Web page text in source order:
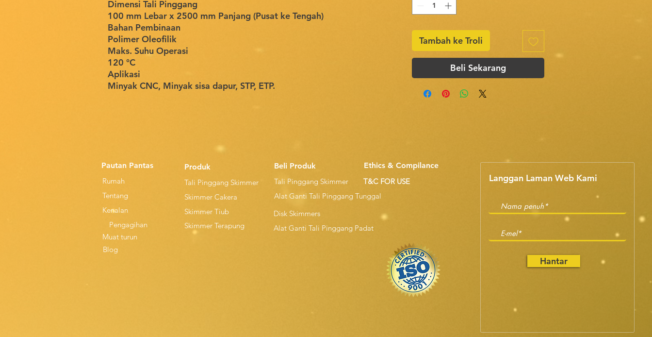
Dimensi Tali Pinggang
100 mm Lebar x 2500 mm Panjang (Pusat ke Tengah)
Bahan Pembinaan
Polimer Oleofilik
Maks. Suhu Operasi
120 °C
Aplikasi
Minyak CNC, Minyak sisa dapur, STP, ETP.
Tambah ke Troli
Beli Sekarang
Pautan Pantas
Rumah
Tentang
Kenalan
Pengagihan
Muat turun
Blog
Produk
Tali Pinggang Skimmer
Skimmer Cakera
Skimmer Tiub
Skimmer Terapung
Beli Produk
Tali Pinggang Skimmer
Ethics & Compilance
T&C FOR USE
Alat Ganti Tali Pinggang Tunggal
Disk Skimmers
Alat Ganti Tali Pinggang Padat
Langgan Laman Web Kami
Hantar